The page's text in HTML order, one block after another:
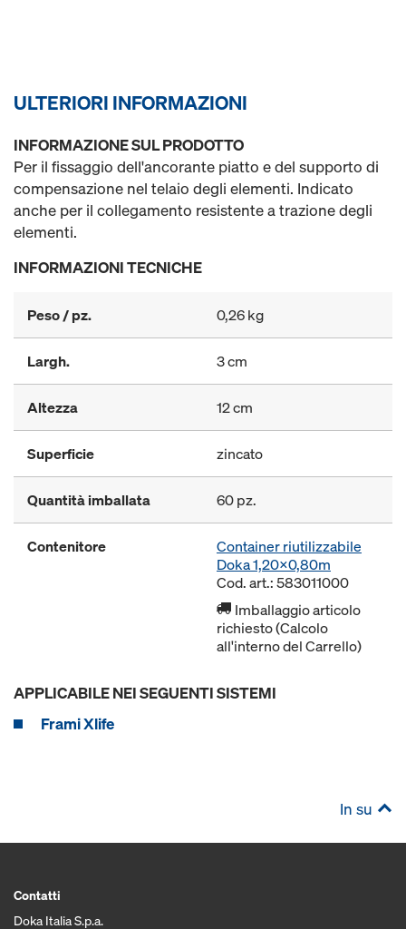
ULTERIORI INFORMAZIONI
INFORMAZIONE SUL PRODOTTO
Per il fissaggio dell'ancorante piatto e del supporto di
compensazione nel telaio degli elementi. Indicato
anche per il collegamento resistente a trazione degli
elementi.
INFORMAZIONI TECNICHE
Peso / pz. 0,26 kg
Largh. 3 cm
Altezza 12 cm
Superficie zincato
Quantità imballata 60 pz.
Contenitore
Container riutilizzabile
Doka 1,20x0,80m
Cod. art.: 583011000
Imballaggio articolo
richiesto (Calcolo
all'interno del Carrello)
APPLICABILE NEI SEGUENTI SISTEMI
Frami Xlife
In su
Contatti
Doka Italia S.p.a.